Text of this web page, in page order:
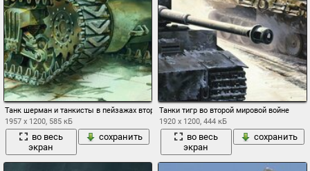
Танк шерман и танкисты в пейзажах второй мировой войны
1957 x 1200, 585 кБ
во весь
экран
сохранить
Танки тигр во второй мировой войне
1920 x 1200, 444 кБ
во весь
экран
сохранить